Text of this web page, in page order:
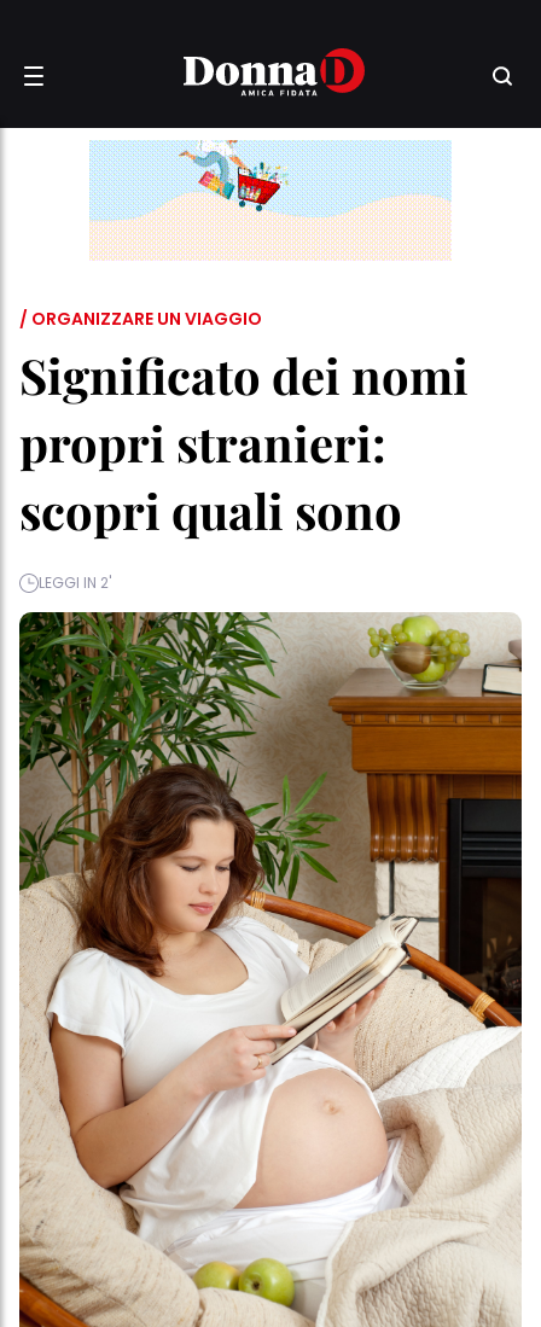
/ ORGANIZZARE UN VIAGGIO
Significato dei nomi
propri stranieri:
scopri quali sono
LEGGI IN 2'